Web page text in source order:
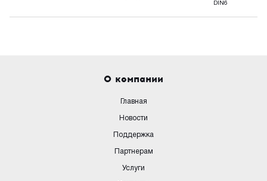
DIN6
О компании
Главная
Новости
Поддержка
Партнерам
Услуги